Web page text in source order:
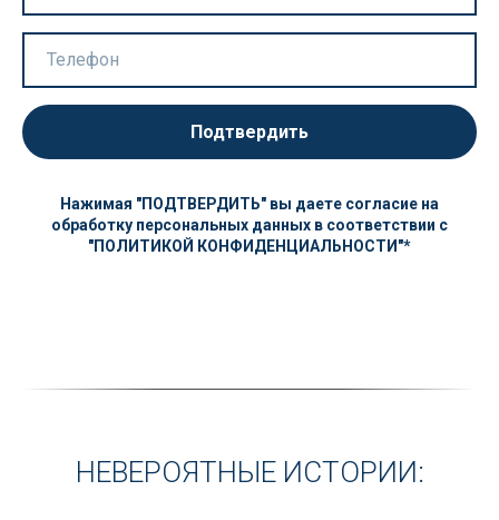
Подтвердить
Нажимая "ПОДТВЕРДИТЬ" вы даете согласие на
обработку персональных данных в соответствии с
"ПОЛИТИКОЙ КОНФИДЕНЦИАЛЬНОСТИ"*
НЕВЕРОЯТНЫЕ ИСТОРИИ: